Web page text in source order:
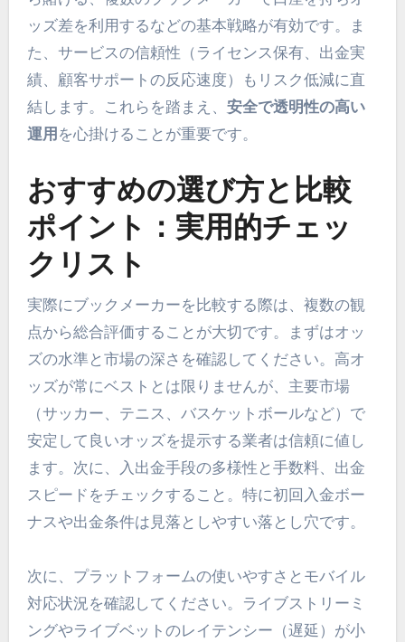
ッズ差を利用するなどの基本戦略が有効です。ま
た、サービスの信頼性（ライセンス保有、出金実
績、顧客サポートの反応速度）もリスク低減に直
結します。これらを踏まえ、 安全で透明性の高い
運用 を心掛けることが重要です。
おすすめの選び方と比較
ポイント：実用的チェッ
クリスト
実際にブックメーカーを比較する際は、複数の観
点から総合評価することが大切です。まずはオッ
ズの水準と市場の深さを確認してください。高オ
ッズが常にベストとは限りませんが、主要市場
（サッカー、テニス、バスケットボールなど）で
安定して良いオッズを提示する業者は信頼に値し
ます。次に、入出金手段の多様性と手数料、出金
スピードをチェックすること。特に初回入金ボー
ナスや出金条件は見落としやすい落とし穴です。
次に、プラットフォームの使いやすさとモバイル
対応状況を確認してください。ライブストリーミ
ングやライブベットのレイテンシー（遅延）が小